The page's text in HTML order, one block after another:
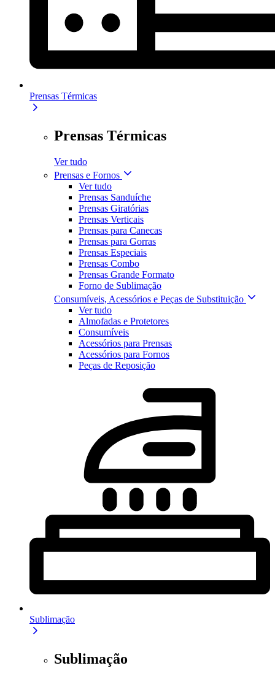
Prensas Térmicas
Prensas Térmicas
Ver tudo
Prensas e Fornos
Ver tudo
Prensas Sanduíche
Prensas Giratórias
Prensas Verticais
Prensas para Canecas
Prensas para Gorras
Prensas Especiais
Prensas Combo
Prensas Grande Formato
Forno de Sublimação
Consumíveis, Acessórios e Peças de Substituição
Ver tudo
Almofadas e Protetores
Consumíveis
Acessórios para Prensas
Acessórios para Fornos
Peças de Reposição
Sublimação
Sublimação